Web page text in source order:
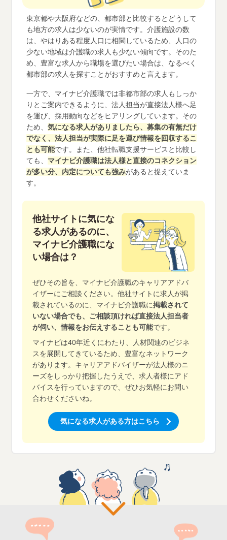
東京都や大阪府などの、都市部と比較するとどうして
も地方の求人は少ないのが実情です。介護施設の数
は、やはりある程度人口に相関しているため、人口の
少ない地域は介護職の求人も少ない傾向です。そのた
め、豊富な求人から職場を選びたい場合は、なるべく
都市部の求人を探すことがおすすめと言えます。
一方で、マイナビ介護職では非都市部の求人もしっか
りとご案内できるように、法人担当が直接法人様へ足
を運び、採用動向などをヒアリングしています。その
ため、気になる求人がありましたら、募集の有無だけ
でなく、法人担当が実際に足を運び情報を回収するこ
とも可能です。また、他社転職支援サービスと比較し
ても、 マイナビ介護職は法人様と直接のコネクション
が多い分、内定についても強みがあると捉えていま
す。
他社サイトに気にな
る求人があるのに、
マイナビ介護職にな
い場合は？
ぜひその旨を、マイナビ介護職のキャリアアドバ
イザーにご相談ください。他社サイトに求人が掲
載されているのに、マイナビ介護職に掲載されて
いない場合でも、ご相談頂ければ直接法人担当者
が伺い、情報をお伝えすることも可能です。
マイナビは40年近くにわたり、人材関連のビジネ
スを展開してきているため、豊富なネットワーク
があります。キャリアアドバイザーが法人様のニ
ーズをしっかり把握したうえで、求人者様にアド
バイスを行っていますので、ぜひお気軽にお問い
合わせくださいね。
気になる求人がある方はこちら